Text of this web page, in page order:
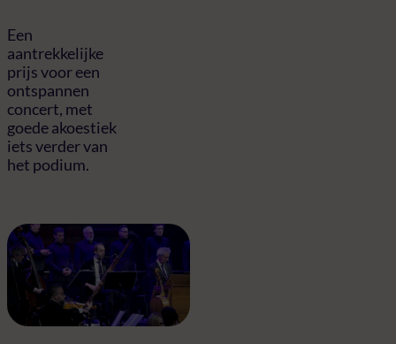
Een
aantrekkelijke
prijs voor een
ontspannen
concert, met
goede akoestiek
iets verder van
het podium.